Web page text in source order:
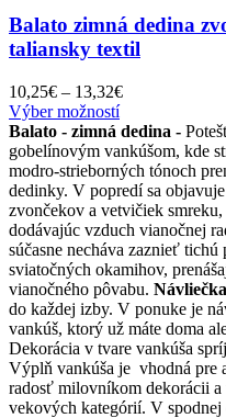
Balato zimná dedina
taliansky textil
10,25€ – 13,32€Price
10,25€
through
13,32€
Výber možnostíTento
produkt
má
viacero
variantov.
Možnosti
si
môžete
vybrať
na
stránke
produktu.
Balato - zimná dedina -
gobelínovým vankúšom, kde
modro-strieborných tónoch
dedinky. V popredí sa
zvončekov a vetvičiek
dodávajúc vzduch vianočnej
súčasne necháva zaznieť
sviatočných okamihov,
vianočného pôvabu. Návliečka
do každej izby. V ponuke je
vankúš, ktorý už máte doma
Dekorácia v tvare vankúša
Výplň vankúša je vhodná pre
radosť milovníkom dekorácii
vekových kategórií. V spodnej